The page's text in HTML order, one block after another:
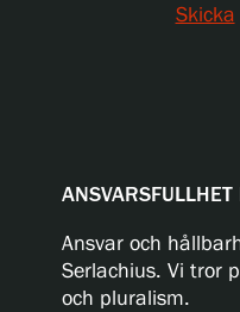
Skicka
Ansvar och
Serlachius. Vi tror
och pluralism.